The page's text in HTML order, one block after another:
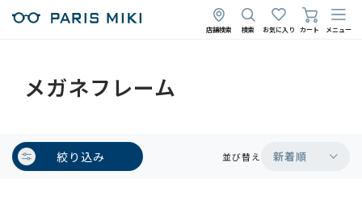
店舗検索 検索 お気に入り カート メニュー
メガネフレーム
絞り込み 並び替え 新着順